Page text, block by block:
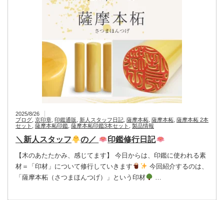
2025/8/26
ブログ 京印章 印鑑通販 新人スタッフ日記 薩摩本柘 薩摩本柘 薩摩本柘 2本
セット
薩摩本柘印鑑 薩摩本柘印鑑3本セット 製品情報
＼新人スタッフ の／ 印鑑修行日記
【木のあたたかみ、感じてます】 今日からは、印鑑に使われる素
材＝「印材」について修行していきます
今回紹介するのは、
「薩摩本柘（さつまほんつげ）」という印材